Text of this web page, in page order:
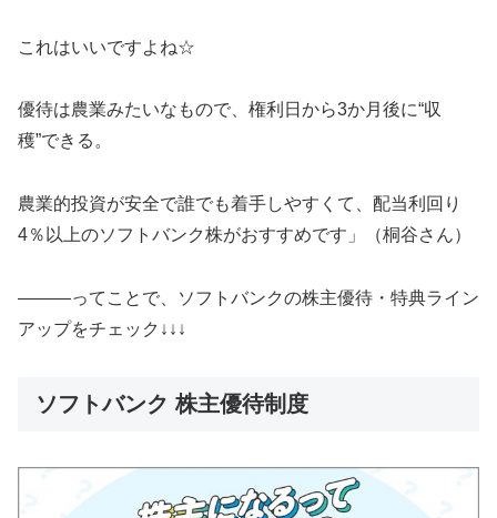
これはいいですよね☆
優待は農業みたいなもので、権利日から3か月後に“収
穫”できる。
農業的投資が安全で誰でも着手しやすくて、配当利回り
4％以上のソフトバンク株がおすすめです」（桐谷さん）
―――ってことで、ソフトバンクの株主優待・特典ライン
アップをチェック↓↓↓
ソフトバンク 株主優待制度